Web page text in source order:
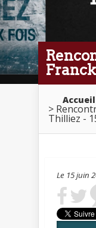
Accueil
>
Thilliez -
Le 15 juin